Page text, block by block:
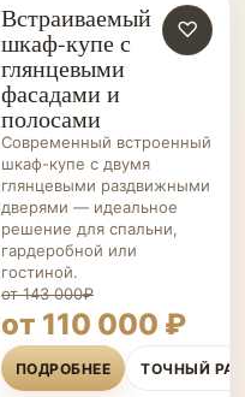
ШКАФЫ-
КУПЕ НА ЗАКАЗ
♡
Встраиваемый
шкаф-купе с
глянцевыми
фасадами и
полосами
Современный встроенный
шкаф-купе с двумя
глянцевыми раздвижными
дверями — идеальное
решение для спальни,
гардеробной или
гостиной.
от 143 000₽
от 110 000 ₽
ПОДРОБНЕЕ ТОЧНЫЙ